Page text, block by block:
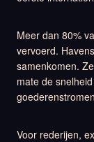
Meer dan 80%
vervoerd.
samenkomen.
mate de
Voor rederijen,